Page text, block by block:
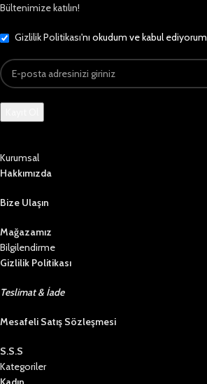
Bültenimize katılın!
Gizlilik Politikası'nı okudum ve kabul ediyorum
Kurumsal
Hakkımızda
Bize Ulaşın
Mağazamız
Bilgilendirme
Gizlilik Politikası
Teslimat & İade
Mesafeli Satış Sözleşmesi
S.S.S
Kategoriler